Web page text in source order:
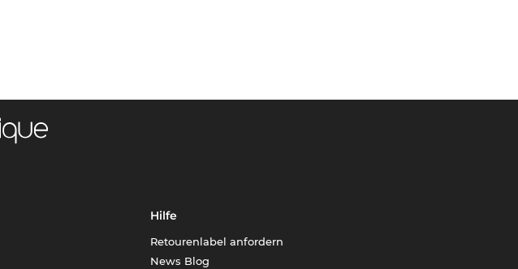
Hilfe
Retourenlabel anfordern
News Blog